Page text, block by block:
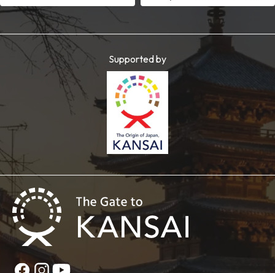
Supported by